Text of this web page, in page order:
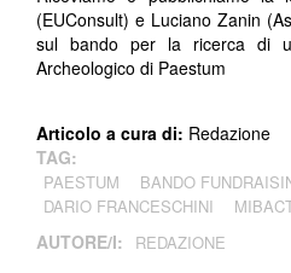
(EUConsult) e Luciano Zanin
sul bando per la ricerca di
Archeologico di Paestum
Articolo a cura di: Redazione
TAG:
PAESTUM
BANDO
DARIO FRANCESCHINI
AUTORE/I: REDAZIONE